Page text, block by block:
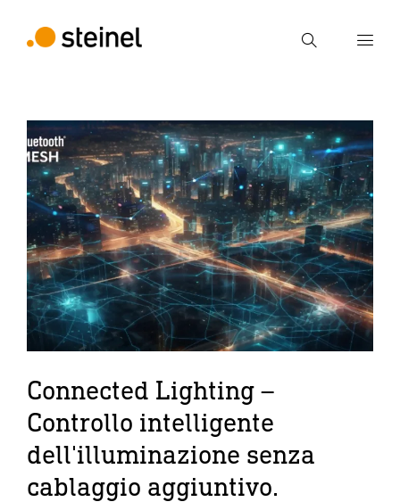
Ricerca
Ricerca
Inserire il termine di ricerca
Connected Lighting –
Controllo intelligente
dell'illuminazione senza
cablaggio aggiuntivo.